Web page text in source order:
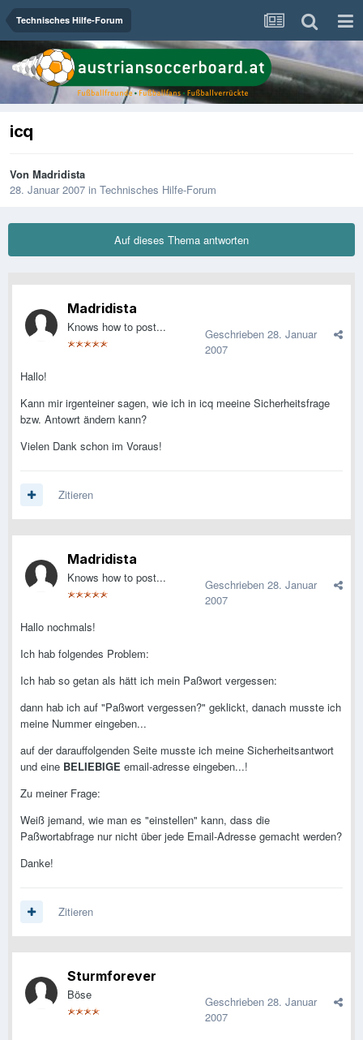
Technisches Hilfe-Forum
icq
Von Madridista
28. Januar 2007 in Technisches Hilfe-Forum
Auf dieses Thema antworten
Madridista
Knows how to post... Geschrieben 28. Januar
2007
Hallo!
Kann mir irgenteiner sagen, wie ich in icq meeine Sicherheitsfrage
bzw. Antowrt ändern kann?
Vielen Dank schon im Voraus!
Zitieren
Madridista
Knows how to post... Geschrieben 28. Januar
2007
Hallo nochmals!
Ich hab folgendes Problem:
Ich hab so getan als hätt ich mein Paßwort vergessen:
dann hab ich auf "Paßwort vergessen?" geklickt, danach musste ich
meine Nummer eingeben...
auf der darauffolgenden Seite musste ich meine Sicherheitsantwort
und eine BELIEBIGE email-adresse eingeben...!
Zu meiner Frage:
Weiß jemand, wie man es "einstellen" kann, dass die
Paßwortabfrage nur nicht über jede Email-Adresse gemacht werden?
Danke!
Zitieren
Sturmforever
Böse Geschrieben 28. Januar
2007